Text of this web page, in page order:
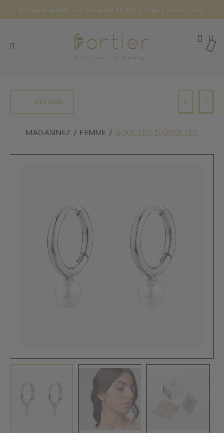
Livraison gratuite sur tout achat de 150 $ et plus (avant taxes)
RETOUR
MAGASINEZ FEMME BOUCLES D'OREILLES